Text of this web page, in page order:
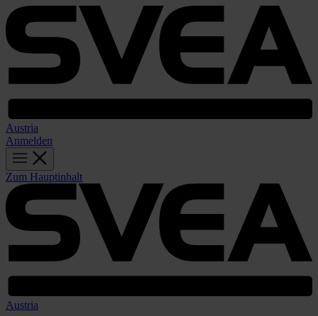
Austria
Anmelden
Zum Hauptinhalt
Austria